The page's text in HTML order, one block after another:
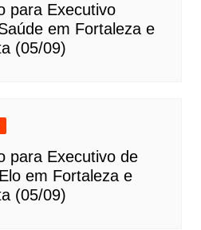
para Executivo
em Fortaleza e
(05/09)
para Executivo de
em Fortaleza e
(05/09)